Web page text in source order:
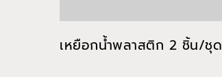
เหยือกน้ำพลาสติก 2 ชิ้น/ชุด